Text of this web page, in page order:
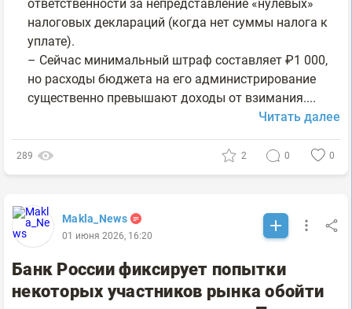
ответственности за непредставление «нулевых»
налоговых деклараций (когда нет суммы налога к
уплате).
– Сейчас минимальный штраф составляет ₽1 000,
но расходы бюджета на его администрирование
существенно превышают доходы от взимания....
Читать далее
289 2 0 0
Makla_News
01 июня 2026, 16:20
Банк России фиксирует попытки
некоторых участников рынка обойти